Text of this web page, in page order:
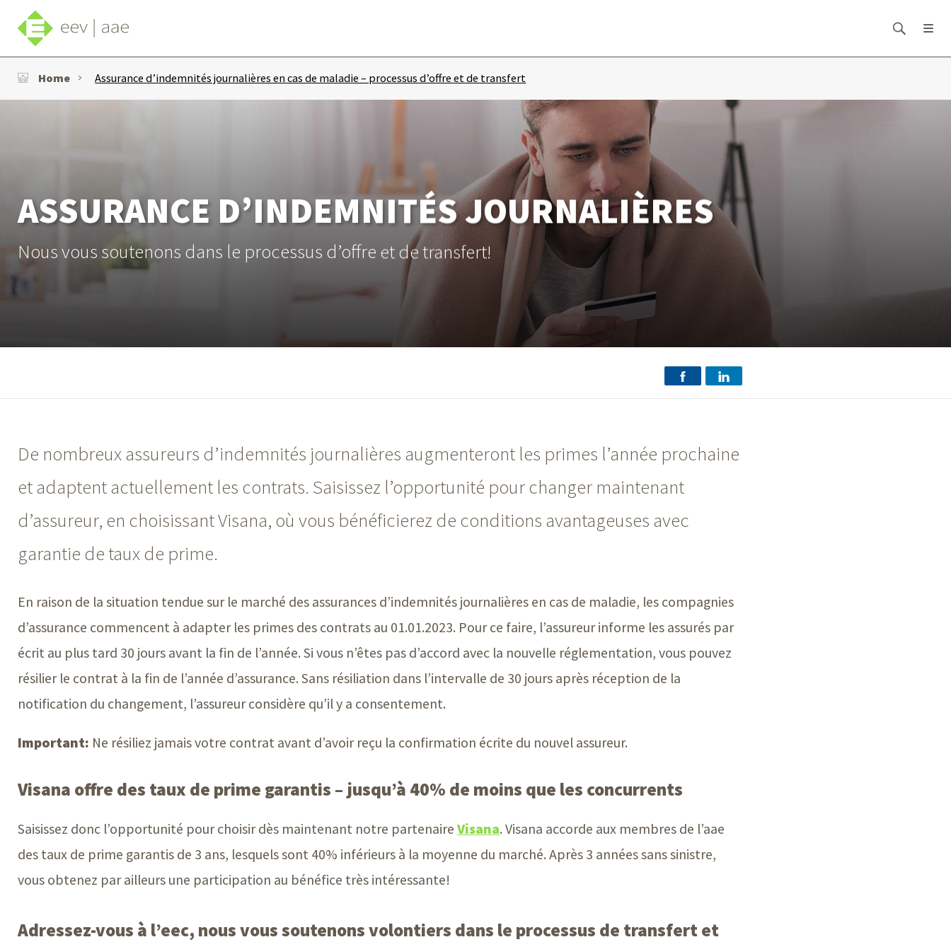
Home Assurance d’indemnités journalières en cas de maladie – processus d’offre et de transfert
ASSURANCE D’INDEMNITÉS JOURNALIÈRES
Nous vous soutenons dans le processus d’offre et de transfert!
De nombreux assureurs d’indemnités journalières augmenteront les primes l’année prochaine
et adaptent actuellement les contrats. Saisissez l’opportunité pour changer maintenant
d’assureur, en choisissant Visana, où vous bénéficierez de conditions avantageuses avec
garantie de taux de prime.
En raison de la situation tendue sur le marché des assurances d’indemnités journalières en cas de maladie, les compagnies
d’assurance commencent à adapter les primes des contrats au 01.01.2023. Pour ce faire, l’assureur informe les assurés par
écrit au plus tard 30 jours avant la fin de l’année. Si vous n’êtes pas d’accord avec la nouvelle réglementation, vous pouvez
résilier le contrat à la fin de l’année d’assurance. Sans résiliation dans l’intervalle de 30 jours après réception de la
notification du changement, l’assureur considère qu’il y a consentement.
Important: Ne résiliez jamais votre contrat avant d’avoir reçu la confirmation écrite du nouvel assureur.
Visana offre des taux de prime garantis – jusqu’à 40% de moins que les concurrents
Saisissez donc l’opportunité pour choisir dès maintenant notre partenaire Visana. Visana accorde aux membres de l’aae
des taux de prime garantis de 3 ans, lesquels sont 40% inférieurs à la moyenne du marché. Après 3 annéessans sinistre,
vous obtenez par ailleurs une participation au bénéfice très intéressante!
Adressez-vous à l’eec, nous vous soutenons volontiers dans le processus de transfert et